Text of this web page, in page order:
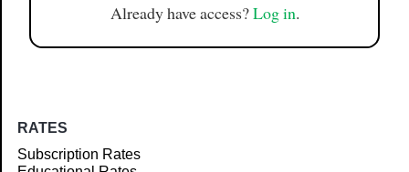
Already have access?Log in.
RATES
Subscription Rates